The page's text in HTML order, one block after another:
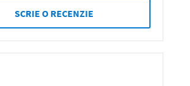
SCRIE O RECENZIE